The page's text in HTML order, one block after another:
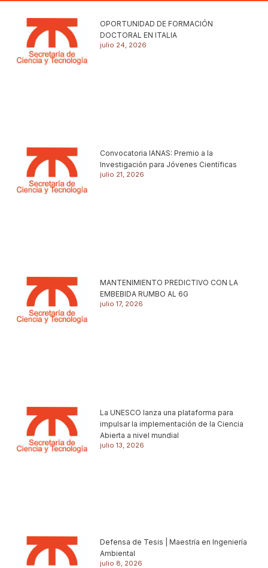
OPORTUNIDAD DE FORMACIÓN
DOCTORAL EN ITALIA
julio 24, 2026
Convocatoria IANAS: Premio a la
Investigación para Jóvenes Científicas
julio 21, 2026
MANTENIMIENTO PREDICTIVO CON LA
EMBEBIDA RUMBO AL 6G
julio 17, 2026
La UNESCO lanza una plataforma para
impulsar la implementación de la Ciencia
Abierta a nivel mundial
julio 13, 2026
Defensa de Tesis | Maestría en Ingeniería
Ambiental
julio 8, 2026